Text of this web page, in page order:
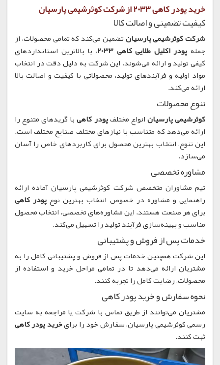
خرید پودر کاهی 2033 از شرکت کوثرشیمی پارسیان
کیفیت تضمینی و اصالت کالا
شرکت کوثرشیمی پارسیانتضمین می‌کند که تمامی محصولات، از
جمله پودر اکلیل طلایی کاهی 2033
، با بالاترین استانداردهای
کیفی تولید و ارائه می‌شوند. این شرکت به دلیل دقت در انتخاب
مواد اولیه و فرآیندهای تولید، محصولاتی با کیفیت و اصالت بالا
ارائه می‌کند.
تنوع محصولات
کوثرشیمی پارسیانانواع مختلفپودر کاهیبا گریدهای متنوع را
ارائه می‌دهد که متناسب با نیازهای مختلف صنایع مختلف است.
این تنوع، انتخاب بهترین محصول برای کاربردهای خاص را آسان
می‌سازد.
مشاوره تخصصی
تیم مشاوران متخصص شرکت کوثرشیمی پارسیان آماده ارائه
راهنمایی و مشاوره در خصوص انتخاب بهترین نوع پودر کاهی
برای هر صنعت هستند. این مشاوره‌های تخصصی، انتخاب محصول
مناسب و بهینه‌سازی فرآیند تولید را تسهیل می‌کند.
خدمات پس از فروش و پشتیبانی
این شرکت همچنین خدمات پس از فروش و پشتیبانی کامل را به
مشتریان ارائه می‌دهد تا در تمامی مراحل خرید و استفاده از
محصولات، رضایت کامل را تجربه کنند.
نحوه سفارش و خرید پودر کاهی
مشتریان می‌توانند از طریق تماس با شرکت یا مراجعه به سایت
رسمی کوثرشیمی پارسیان، سفارش خود را برایخرید پودر کاهی
ثبت کنند.